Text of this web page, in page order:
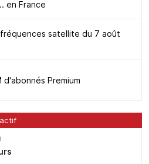
en France
satellite du 7 août
Premium